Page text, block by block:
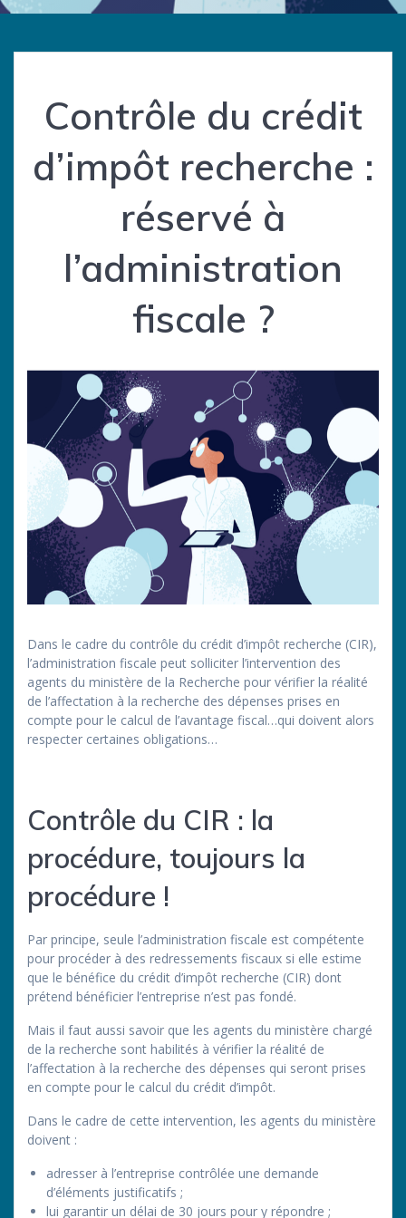
Contrôle du crédit
d’impôt recherche :
réservé à
l’administration
fiscale ?
Dans le cadre du contrôle du crédit d’impôt recherche (CIR),
l’administration fiscale peut solliciter l’intervention des
agents du ministère de la Recherche pour vérifier la réalité
de l’affectation à la recherche des dépenses prises en
compte pour le calcul de l’avantage fiscal…qui doivent alors
respecter certaines obligations…
Contrôle du CIR : la
procédure, toujours la
procédure !
Par principe, seule l’administration fiscale est compétente
pour procéder à des redressements fiscaux si elle estime
que le bénéfice du crédit d’impôt recherche (CIR) dont
prétend bénéficier l’entreprise n’est pas fondé.
Mais il faut aussi savoir que les agents du ministère chargé
de la recherche sont habilités à vérifier la réalité de
l’affectation à la recherche des dépenses qui seront prises
en compte pour le calcul du crédit d’impôt.
Dans le cadre de cette intervention, les agents du ministère
doivent :
adresser à l’entreprise contrôlée une demande
d’éléments justificatifs ;
lui garantir un délai de 30 jours pour y répondre ;